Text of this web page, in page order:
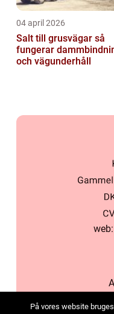
04 april 2026
Salt till grusvägar så
fungerar
och vägunderhåll
web:
På vores website